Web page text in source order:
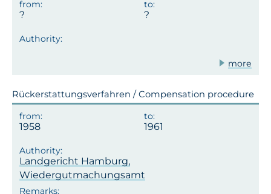
more
Rückerstattungsverfahren / Compensation procedure
1958 1961
Landgericht Hamburg,
Wiedergutmachungsamt